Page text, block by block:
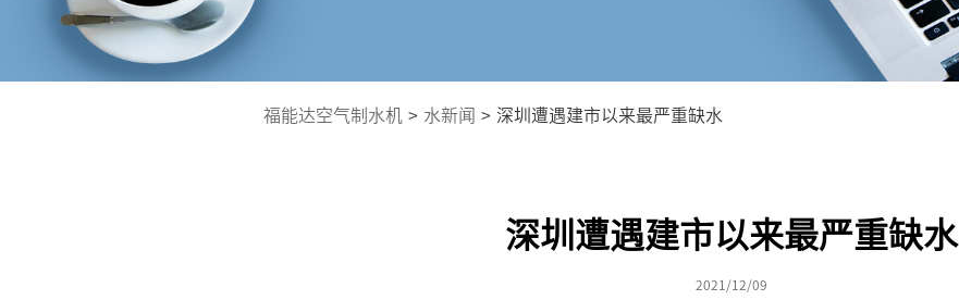
福能达空气制水机 > 水新闻 > 深圳遭遇建市以来最严重缺水
深圳遭遇建市以来最严重缺水
2021/12/09